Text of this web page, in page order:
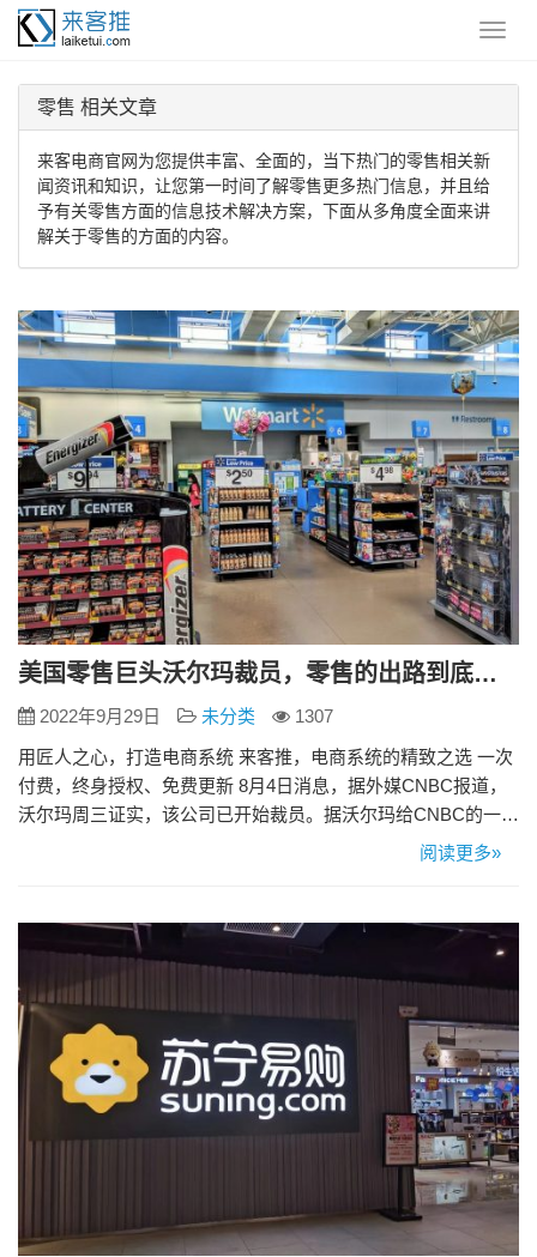
零售 相关文章
来客电商官网为您提供丰富、全面的，当下热门的零售相关新
闻资讯和知识，让您第一时间了解零售更多热门信息，并且给
予有关零售方面的信息技术解决方案，下面从多角度全面来讲
解关于零售的方面的内容。
美国零售巨头沃尔玛裁员，零售的出路到底在哪里
2022年9月29日 未分类
1307
用匠人之心，打造电商系统 来客推，电商系统的精致之选 一次
付费，终身授权、免费更新 8月4日消息，据外媒CNBC报道，
沃尔玛周三证实，该公司已开始裁员。据沃尔玛给CNBC的一份
声明表示，沃尔玛将裁员描述为“更好地定位公司以实现强大未
新型电商趣味购物平台，高拓展性源码能支持各种玩法的开
发，…
阅读更多»